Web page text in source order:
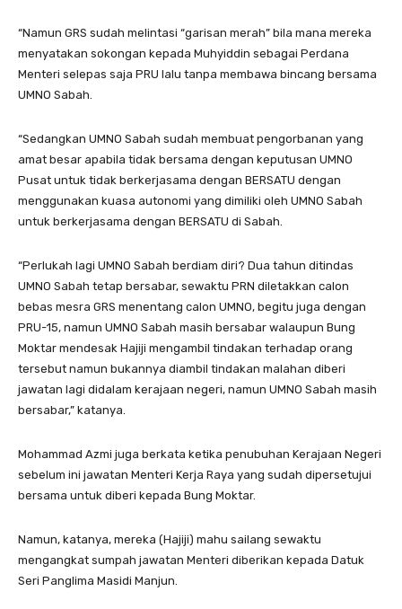
“Namun GRS sudah melintasi “garisan merah” bila mana mereka
menyatakan sokongan kepada Muhyiddin sebagai Perdana
Menteri selepas saja PRU lalu tanpa membawa bincang bersama
UMNO Sabah.
“Sedangkan UMNO Sabah sudah membuat pengorbanan yang
amat besar apabila tidak bersama dengan keputusan UMNO
Pusat untuk tidak berkerjasama dengan BERSATU dengan
menggunakan kuasa autonomi yang dimiliki oleh UMNO Sabah
untuk berkerjasama dengan BERSATU di Sabah.
“Perlukah lagi UMNO Sabah berdiam diri? Dua tahun ditindas
UMNO Sabah tetap bersabar, sewaktu PRN diletakkan calon
bebas mesra GRS menentang calon UMNO, begitu juga dengan
PRU-15, namun UMNO Sabah masih bersabar walaupun Bung
Moktar mendesak Hajiji mengambil tindakan terhadap orang
tersebut namun bukannya diambil tindakan malahan diberi
jawatan lagi didalam kerajaan negeri, namun UMNO Sabah masih
bersabar,” katanya.
Mohammad Azmi juga berkata ketika penubuhan Kerajaan Negeri
sebelum ini jawatan Menteri Kerja Raya yang sudah dipersetujui
bersama untuk diberi kepada Bung Moktar.
Namun, katanya, mereka (Hajiji) mahu sailang sewaktu
mengangkat sumpah jawatan Menteri diberikan kepada Datuk
Seri Panglima Masidi Manjun.